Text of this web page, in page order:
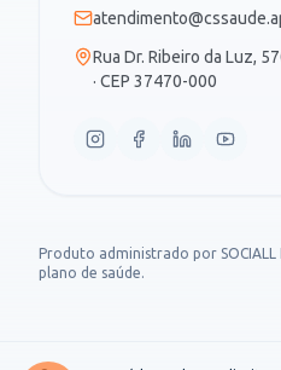
Rua Dr. Ribeiro da Luz,
· CEP 37470-000
Produto administrado por SOCIALL
plano de saúde.